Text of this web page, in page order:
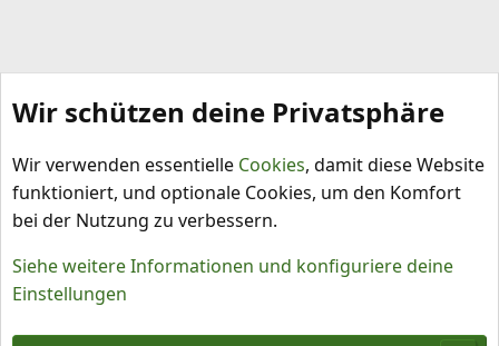
Pflanzenbeleuchtung
Wir schützen deine Privatsphäre
Wir verwenden essentielle Cookies, damit diese Website
funktioniert, und optionale Cookies, um den Komfort
bei der Nutzung zu verbessern.
Siehe weitere Informationen und konfiguriere deine
Einstellungen